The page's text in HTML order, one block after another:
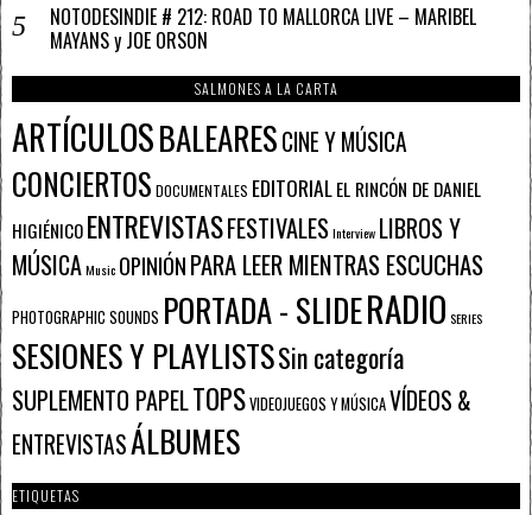
NOTODESINDIE # 212: ROAD TO MALLORCA LIVE – MARIBEL
MAYANS y JOE ORSON
SALMONES A LA CARTA
ARTÍCULOSBALEARESCINE Y MÚSICA
CONCIERTOS DOCUMENTALES EDITORIALEL RINCÓN DE DANIEL
HIGIÉNICOENTREVISTASFESTIVALESInterview LIBROS Y
MÚSICAMusic OPINIÓNPARA LEER MIENTRAS ESCUCHAS
PHOTOGRAPHIC SOUNDS PORTADA - SLIDERADIO SERIES
SESIONES Y PLAYLISTSSin categoría
SUPLEMENTO PAPELTOPSVIDEOJUEGOS Y MÚSICAVÍDEOS &
ENTREVISTASÁLBUMES
ETIQUETAS